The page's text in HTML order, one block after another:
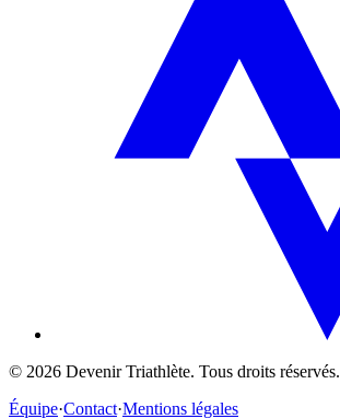
© 2026 Devenir Triathlète. Tous droits réservés.
Équipe·Contact·Mentions légales